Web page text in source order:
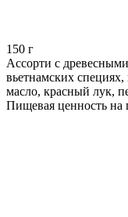
150 г
Ассорти с
вьетнамских
масло, красный лук,
Пищевая ценность